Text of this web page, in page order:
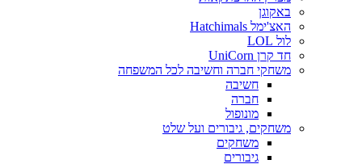
באקוגן
האצ'ימל Hatchimals
לול LOL
חד קרן UniCorn
משחקי חברה וחשיבה לכל המשפחה
חשיבה
חברה
מונופול
משחקים, גיבורים ועל שלט
משחקים
גיבורים